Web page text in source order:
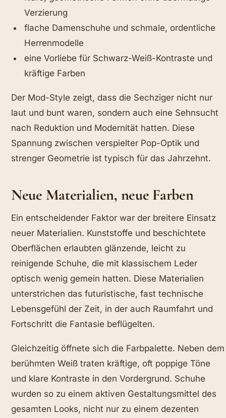
Verzierung
flache Damenschuhe und schmale, ordentliche
Herrenmodelle
eine Vorliebe für Schwarz-Weiß-Kontraste und
kräftige Farben
Der Mod-Style zeigt, dass die Sechziger nicht nur
laut und bunt waren, sondern auch eine Sehnsucht
nach Reduktion und Modernität hatten. Diese
Spannung zwischen verspielter Pop-Optik und
strenger Geometrie ist typisch für das Jahrzehnt.
Neue Materialien, neue Farben
Ein entscheidender Faktor war der breitere Einsatz
neuer Materialien. Kunststoffe und beschichtete
Oberflächen erlaubten glänzende, leicht zu
reinigende Schuhe, die mit klassischem Leder
optisch wenig gemein hatten. Diese Materialien
unterstrichen das futuristische, fast technische
Lebensgefühl der Zeit, in der auch Raumfahrt und
Fortschritt die Fantasie beflügelten.
Gleichzeitig öffnete sich die Farbpalette. Neben dem
berühmten Weiß traten kräftige, oft poppige Töne
und klare Kontraste in den Vordergrund. Schuhe
wurden so zu einem aktiven Gestaltungsmittel des
gesamten Looks, nicht nur zu einem dezenten